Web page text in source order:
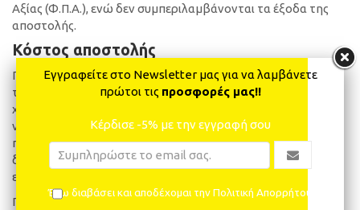
Αξίας (Φ.Π.Α.), ενώ δεν συμπεριλαμβάνονται τα έξοδα της
αποστολής.
Κόστος αποστολής
Για αποστολές βάρους έως 5Kg με εταιρεία ταχυμεταφορών,
το κόστος αποστολής είναι 3.00 €. Για κάθε επιπλέον κιλό η
χρέωση ανέρχεται σε 0,60€ ανά κιλό ή 0,80€ ανά κιλό προς
νησιωτικούς προορισμούς. Για περιοχές εκτός των ορίων
πόλεων του δικτύου την ταχυμεταφορικής η χρέωση
διαμορφώνεται στα 5,00€ μέχρι 5κιλά βάρους και για κάθε
επιπλέον κιλό η χρέωση ανέρχεται σε 1,20€
Για αποστολή εντός πόλης(Χαλκίδα) η χρέωση
Εγγραφείτε στο Newsletter μας για να λαμβάνετε
πρώτοι τις προσφορές μας!!
Κέρδισε -5% με την εγγραφή σου
Έχω διαβάσει και αποδέχομαι την Πολιτική Απορρήτου